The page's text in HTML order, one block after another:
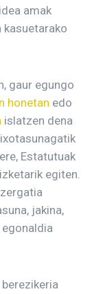
amak
kasuetarako
gaur egungo
honetan edo
islatzen dena
Estatutuak
egiten.
jakina,